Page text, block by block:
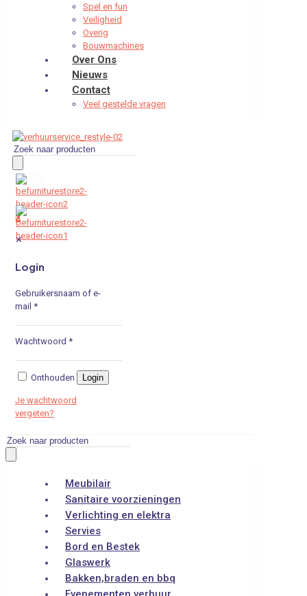
Spel en fun
Veiligheid
Overig
Bouwmachines
Over Ons
Nieuws
Contact
Veel gestelde vragen
Producten
zoeken
0
✕
Login
Gebruikersnaam of e-
mail *
Wachtwoord *
Onthouden Login
Je wachtwoord
vergeten?
Producten
zoeken
Meubilair
Sanitaire voorzieningen
Verlichting en elektra
Servies
Bord en Bestek
Glaswerk
Bakken,braden en bbq